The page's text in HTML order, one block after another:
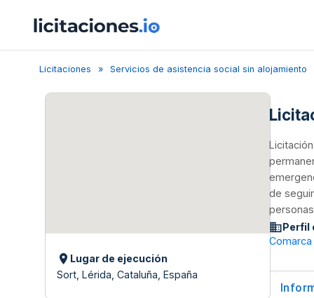
Licitaciones Servicios de asistencia social sin alojamiento
Lugar de ejecución
Sort, Lérida, Cataluña, España
de
Perfil
Comarca